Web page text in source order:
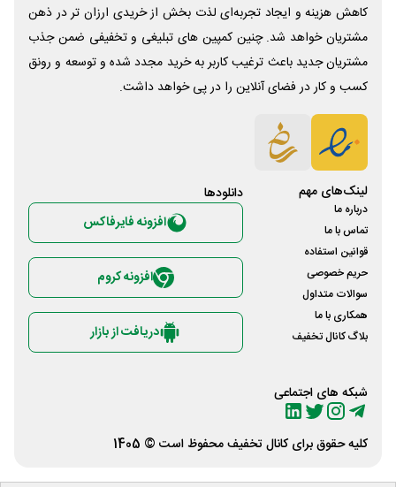
کاهش هزینه و ایجاد تجربه‌ای لذت بخش از خریدی ارزان تر در ذهن
مشتریان خواهد شد. چنین کمپین های تبلیغی و تخفیفی ضمن جذب
مشتریان جدید باعث ترغیب کاربر به خرید مجدد شده و توسعه و رونق
کسب و کار در فضای آنلاین را در پی خواهد داشت.
لینک‌های مهم
درباره ما
تماس با ما
قوانین استفاده
حریم خصوصی
سوالات متداول
همکاری با ما
بلاگ کانال تخفیف
شبکه های اجتماعی
دانلود‌ها
افزونه فایرفاکس
افزونه کروم
دریافت از بازار
کلیه حقوق برای کانال تخفیفمحفوظ است © 1405